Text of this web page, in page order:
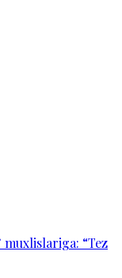
“Tez